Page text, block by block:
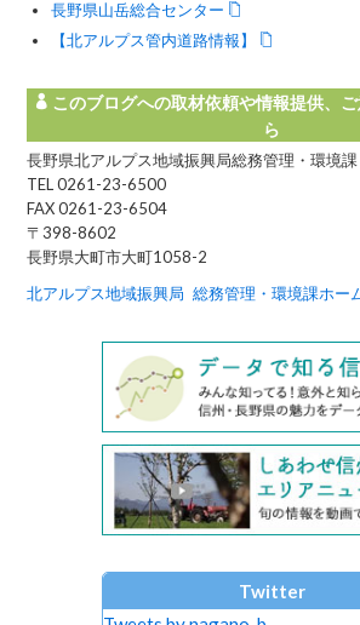
長野県山岳総合センター
【北アルプス管内道路情報】
このブログへの取材依頼や情報提供、
ら
長野県北アルプス地域振興局総務管理・環境課
TEL 0261-23-6500
FAX 0261-23-6504
〒398-8602
長野県大町市大町1058-2
北アルプス地域振興局 総務管理・環境課ホー
Twitter